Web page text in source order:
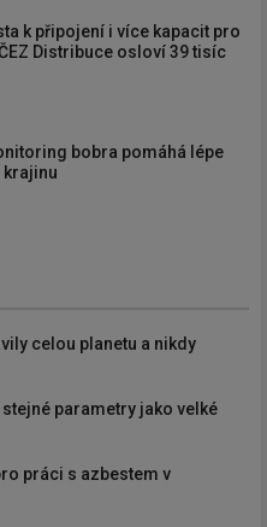
k připojení i více kapacit pro
Distribuce osloví 39 tisíc
bobra pomáhá lépe
krajinu
celou planetu a nikdy
parametry jako velké
práci s azbestem v